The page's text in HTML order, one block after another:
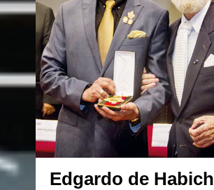
Edgardo de Habich